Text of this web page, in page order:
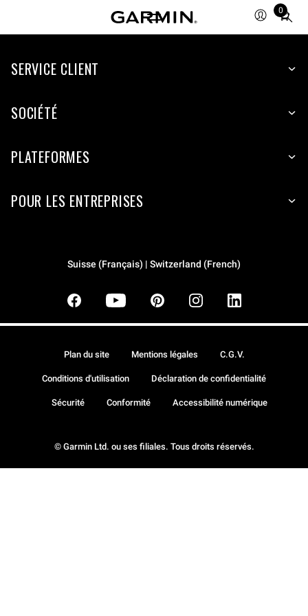
0
Total
items
cart:
SERVICE CLIENT
SOCIÉTÉ
PLATEFORMES
POUR LES ENTREPRISES
Suisse (Français) | Switzerland (French)
© Garmin Ltd. ou ses filiales. Tous droits réservés.
Plan du site Mentions légales C.G.V.
Conditions d'utilisation Déclaration de confidentialité
Sécurité Conformité Accessibilité numérique